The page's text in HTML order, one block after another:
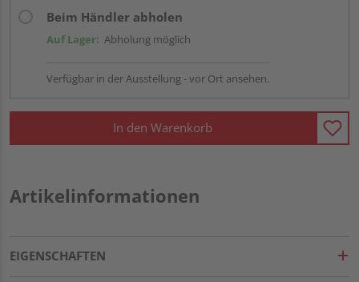
Beim Händler abholen
Auf Lager: Abholung möglich
Verfügbar in der Ausstellung - vor Ort ansehen.
In den Warenkorb
Artikelinformationen
EIGENSCHAFTEN